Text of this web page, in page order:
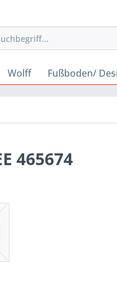
Wolff Fußboden/
465674